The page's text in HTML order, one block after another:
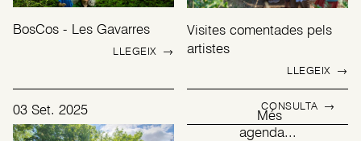
BosCos - Les Gavarres
LLEGEIX →
Visites comentades pels
artistes
LLEGEIX →
03 Set. 2025
Més
agenda...
CONSULTA →